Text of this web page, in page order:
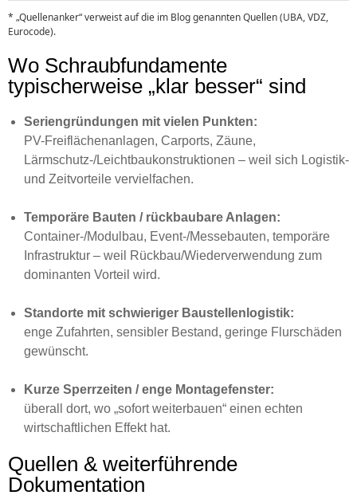
* „Quellenanker“ verweist auf die im Blog genannten Quellen (UBA, VDZ,
Eurocode).
Wo Schraubfundamente
typischerweise „klar besser“ sind
Seriengründungen mit vielen Punkten:
PV-Freiflächenanlagen, Carports, Zäune,
Lärmschutz-/Leichtbaukonstruktionen – weil sich Logistik-
und Zeitvorteile vervielfachen.
Temporäre Bauten / rückbaubare Anlagen:
Container-/Modulbau, Event-/Messebauten, temporäre
Infrastruktur – weil Rückbau/Wiederverwendung zum
dominanten Vorteil wird.
Standorte mit schwieriger Baustellenlogistik:
enge Zufahrten, sensibler Bestand, geringe Flurschäden
gewünscht.
Kurze Sperrzeiten / enge Montagefenster:
überall dort, wo „sofort weiterbauen“ einen echten
wirtschaftlichen Effekt hat.
Quellen & weiterführende
Dokumentation